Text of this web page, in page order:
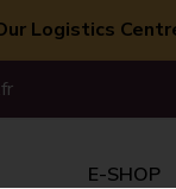
Logistics
E-SHOP